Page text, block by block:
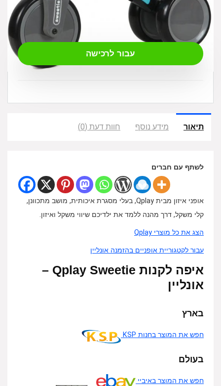
₪175.00
עבור לרכישה
תיאור מידע נוסף חוות דעת (0)
לשתף עם חברים
אופני איזון מבית Qplay, בעלי מסגרת איכותית, מושב מתכוונן,
קלי משקל, דרך מהנה ללמד את ילדיכם שיווי משקל ואיזון.
הצג את כל מוצרי Qplay
עבור לקטגוריית אופניים בהזמנה אונליין
איפה לקנות Qplay Sweetie –
אונליין
בארץ
חפש את המוצר בחנות KSP
בעולם
חפש את המוצר באיביי